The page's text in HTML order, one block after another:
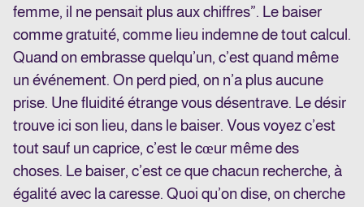
femme, il ne pensait plus aux chiffres”. Le baiser
comme gratuité, comme lieu indemne de tout calcul.
Quand on embrasse quelqu’un, c’est quand même
un événement. On perd pied, on n’a plus aucune
prise. Une fluidité étrange vous désentrave. Le désir
trouve ici son lieu, dans le baiser. Vous voyez c’est
tout sauf un caprice, c’est le cœur même des
choses. Le baiser, c’est ce que chacun recherche, à
égalité avec la caresse. Quoi qu’on dise, on cherche